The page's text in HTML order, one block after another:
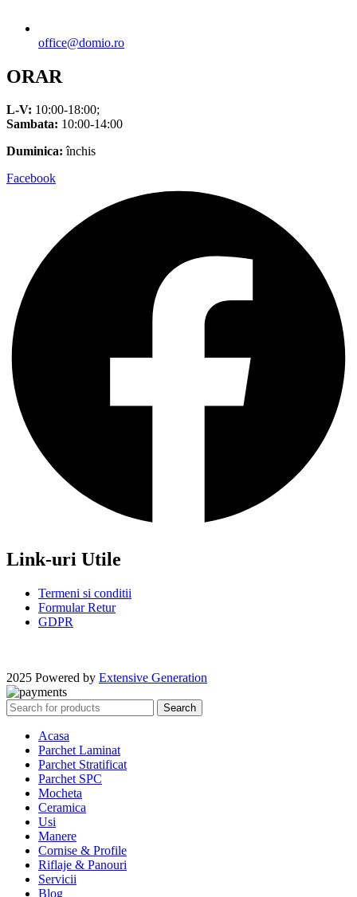
office@domio.ro
ORAR
L-V: 10:00-18:00;
Sambata: 10:00-14:00
Duminica: închis
Facebook
Link-uri Utile
Termeni si conditii
Formular Retur
GDPR
2025 Powered by Extensive Generation
Search
Acasa
Parchet Laminat
Parchet Stratificat
Parchet SPC
Mocheta
Ceramica
Usi
Manere
Cornise & Profile
Riflaje & Panouri
Servicii
Blog